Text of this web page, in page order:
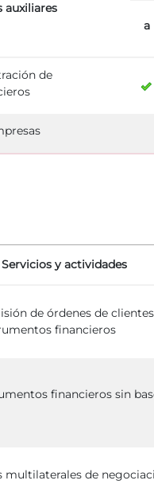
auxiliares
a
de
Servicios y actividades
de órdenes de
financieros
financieros sin
multilaterales de